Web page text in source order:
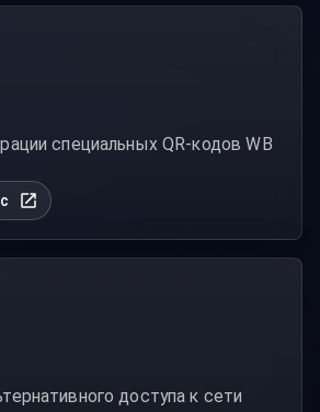
специальных QR-кодов WB
доступа к сети